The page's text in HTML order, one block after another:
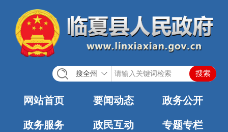
搜全州
网站首页 要闻动态 政务公开
政务服务 政民互动 专题专栏